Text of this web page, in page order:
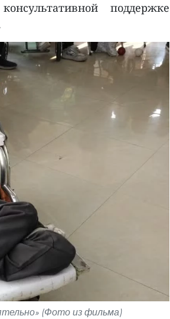
поддержке
(Фото из фильма)